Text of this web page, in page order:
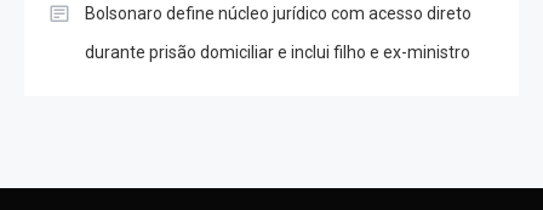
Bolsonaro define núcleo jurídico com acesso direto
durante prisão domiciliar e inclui filho e ex-ministro